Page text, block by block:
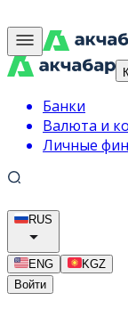
Банки
Валюта и
Личные
RUS
ENG
KGZ
Войти